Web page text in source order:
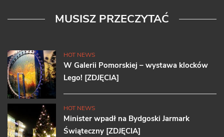
MUSISZ PRZECZYTAĆ
HOT NEWS
W Galerii Pomorskiej – wystawa klocków
Lego! [ZDJĘCIA]
HOT NEWS
Minister wpadł na Bydgoski Jarmark
Świąteczny [ZDJĘCIA]